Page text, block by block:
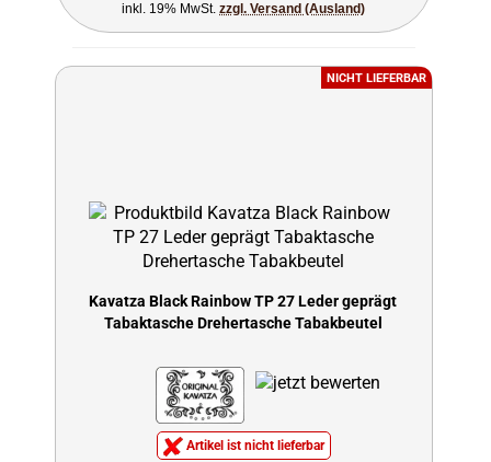
inkl. 19% MwSt.zzgl. Versand (Ausland)
NICHT LIEFERBAR
Kavatza Black Rainbow TP 27 Leder geprägt
Tabaktasche Drehertasche Tabakbeutel
Artikel ist nicht lieferbar